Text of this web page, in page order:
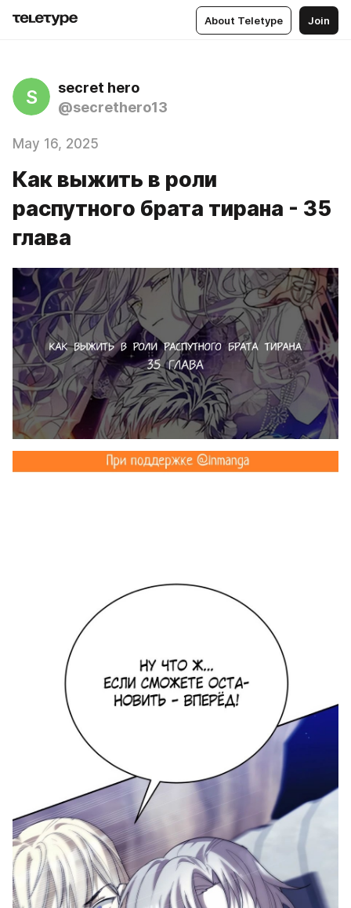
About Teletype Join
S
secret hero
@secrethero13
May 16, 2025
Как выжить в роли
распутного брата тирана - 35
глава